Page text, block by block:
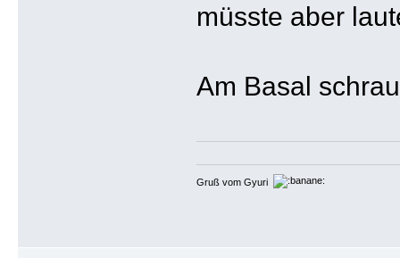
müsste aber
Am Basal
Gruß vom Gyuri